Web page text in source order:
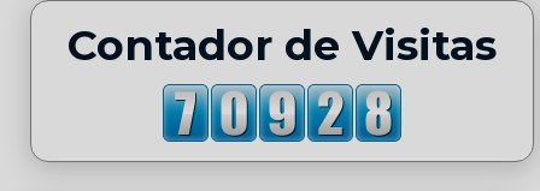
Contador de Visitas